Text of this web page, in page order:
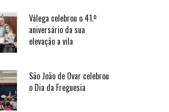
Válega celebrou o 41.º
aniversário da sua
elevação a vila
São João de Ovar celebrou
o Dia da Freguesia